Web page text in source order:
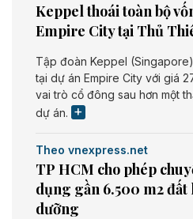
Keppel thoái toàn bộ
Empire City tại Thủ
Tập đoàn Keppel
tại dự án Empire City với giá
vai trò cổ đông sau hơn một
dự án.
Theo vnexpress.net
TP HCM cho phép
dụng gần 6.500 m2
dưỡng